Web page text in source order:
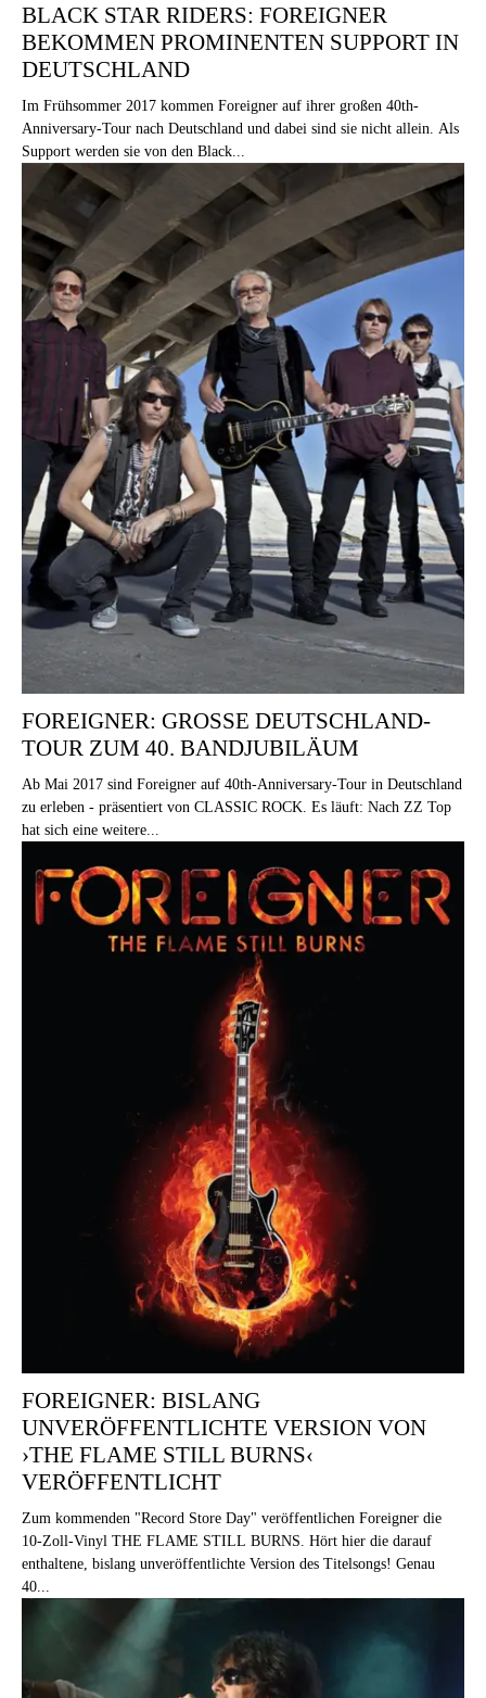
BLACK STAR RIDERS: FOREIGNER
BEKOMMEN PROMINENTEN SUPPORT IN
DEUTSCHLAND
Im Frühsommer 2017 kommen Foreigner auf ihrer großen 40th-
Anniversary-Tour nach Deutschland und dabei sind sie nicht allein. Als
Support werden sie von den Black...
FOREIGNER: GROSSE DEUTSCHLAND-T
OUR ZUM 40. BANDJUBILÄUM
Ab Mai 2017 sind Foreigner auf 40th-Anniversary-Tour in Deutschland
zu erleben - präsentiert von CLASSIC ROCK. Es läuft: Nach ZZ Top
hat sich eine weitere...
FOREIGNER: BISLANG
UNVERÖFFENTLICHTE VERSION VON
›THE FLAME STILL BURNS‹
VERÖFFENTLICHT
Zum kommenden "Record Store Day" veröffentlichen Foreigner die
10-Zoll-Vinyl THE FLAME STILL BURNS. Hört hier die darauf
enthaltene, bislang unveröffentlichte Version des Titelsongs! Genau
40...